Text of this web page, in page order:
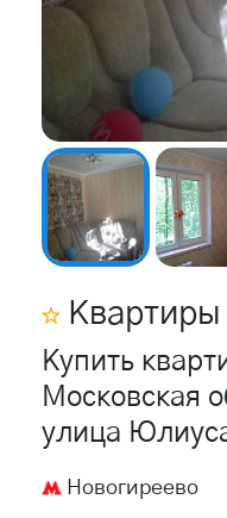
Квартиры
Купить
Московская
улица
Новогиреево